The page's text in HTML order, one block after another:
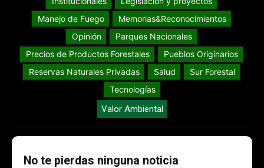
Manejo de Fuego
Memorias&Reconocimientos
Opinión
Parques Nacionales
Precios de Productos Forestales
Pueblos Originarios
Reservas Naturales Privadas
Salud
Sur Forestal
Tecnologías
Valor Ambiental
No te pierdas ninguna noticia